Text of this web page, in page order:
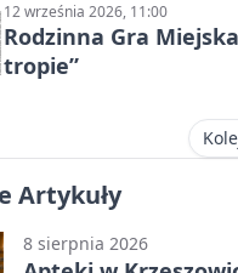
12 września 2026, 11:00
Rodzinna Gra
tropie”
Artykuły
8 sierpnia 2026